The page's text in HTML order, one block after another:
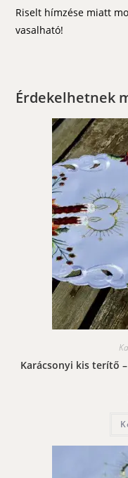
Riselt hímzése miatt
vasalható!
Érdekelhetnek
Karácsonyi kis terítő